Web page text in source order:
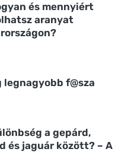
és mennyiért
aranyat
legnagyobb f@sza
a gepárd,
és jaguár között? – A